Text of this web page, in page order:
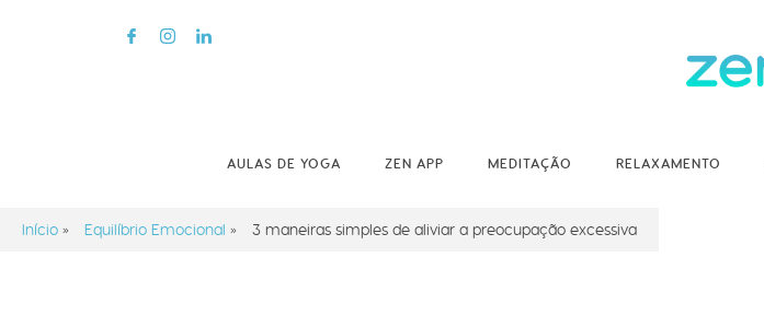
AULAS DE YOGA ZEN APP MEDITAÇÃO RELAXAMENTO
Início » Equilíbrio Emocional » 3 maneiras simples de aliviar a preocupação excessiva